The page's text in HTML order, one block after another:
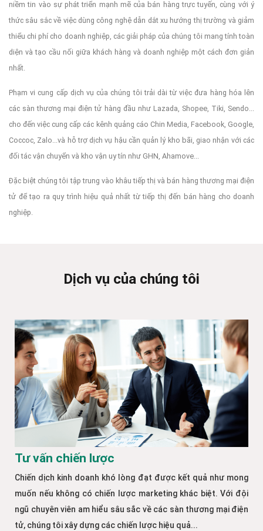
niềm tin vào sự phát triển mạnh mẽ của bán hàng trực tuyến, cùng với ý
thức sâu sắc về việc dùng công nghệ dẫn dắt xu hướng thị trường và giảm
thiểu chi phí cho doanh nghiệp, các giải pháp của chúng tôi mang tính toàn
diện và tạo cầu nối giữa khách hàng và doanh nghiệp một cách đơn giản
nhất.
Phạm vi cung cấp dịch vụ của chúng tôi trải dài từ việc đưa hàng hóa lên
các sàn thương mại điện tử hàng đầu như Lazada, Shopee, Tiki, Sendo...
cho đến việc cung cấp các kênh quảng cáo Chin Media, Facebook, Google,
Coccoc, Zalo...và hỗ trợ dịch vụ hậu cần quản lý kho bãi, giao nhận với các
đối tác vận chuyển và kho vận uy tín như GHN, Ahamove...
Đặc biệt chúng tôi tập trung vào khâu tiếp thị và bán hàng thương mại điện
tử để tạo ra quy trình hiệu quả nhất từ tiếp thị đến bán hàng cho doanh
nghiệp.
Dịch vụ của chúng tôi
Tư vấn chiến lược
Chiến dịch kinh doanh khó lòng đạt được kết quả như mong
muốn nếu không có chiến lược marketing khác biệt. Với đội
ngũ chuyên viên am hiểu sâu sắc về các sàn thương mại điện
tử, chúng tôi xây dựng các chiến lược hiệu quả...